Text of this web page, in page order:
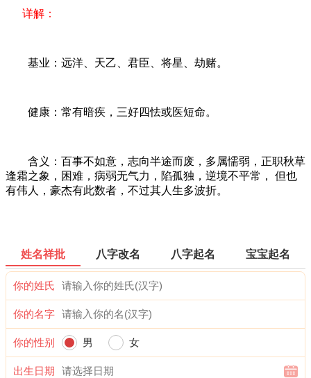
详解：
基业：远洋、天乙、君臣、将星、劫赌。
健康：常有暗疾，三好四怯或医短命。
含义：百事不如意，志向半途而废，多属懦弱，正职秋草
逢霜之象，困难，病弱无气力，陷孤独，逆境不平常， 但也
有伟人，豪杰有此数者，不过其人生多波折。
姓名祥批 八字改名 八字起名 宝宝起名
你的姓氏
你的名字
你的性别 男 女
出生日期